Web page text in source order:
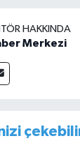
HAKKINDA
Merkezi